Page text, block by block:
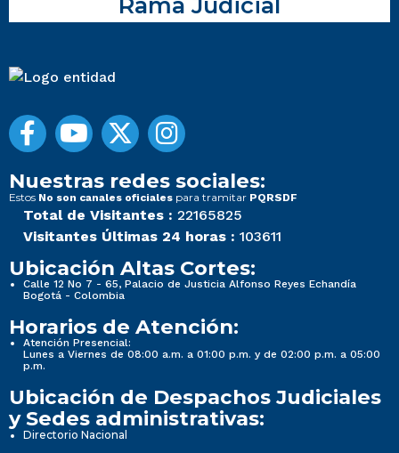
Nuestras redes sociales:
Estos No son canales oficiales para tramitar PQRSDF
Total de Visitantes : 22165825
Visitantes Últimas 24 horas : 103611
Ubicación Altas Cortes:
Calle 12 No 7 - 65, Palacio de Justicia Alfonso Reyes Echandía
Bogotá - Colombia
Horarios de Atención:
Atención Presencial:
Lunes a Viernes de 08:00 a.m. a 01:00 p.m. y de 02:00 p.m. a 05:00
p.m.
Ubicación de Despachos Judiciales
y Sedes administrativas:
Directorio Nacional